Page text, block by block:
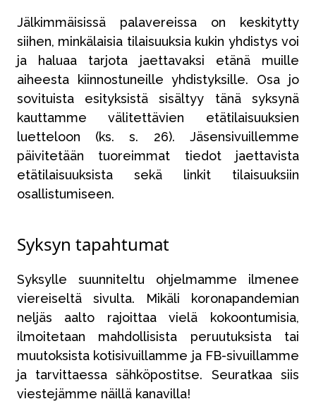
Jälkimmäisissä palavereissa on keskitytty
siihen, minkälaisia tilaisuuksia kukin yhdistys voi
ja haluaa tarjota jaettavaksi etänä muille
aiheesta kiinnostuneille yhdistyksille. Osa jo
sovituista esityksistä sisältyy tänä syksynä
kauttamme välitettävien etätilaisuuksien
luetteloon (ks. s. 26). Jäsensivuillemme
päivitetään tuoreimmat tiedot jaettavista
etätilaisuuksista sekä linkit tilaisuuksiin
osallistumiseen.
Syksyn tapahtumat
Syksylle suunniteltu ohjelmamme ilmenee
viereiseltä sivulta. Mikäli koronapandemian
neljäs aalto rajoittaa vielä kokoontumisia,
ilmoitetaan mahdollisista peruutuksista tai
muutoksista kotisivuillamme ja FB-sivuillamme
ja tarvittaessa sähköpostitse. Seuratkaa siis
viestejämme näillä kanavilla!